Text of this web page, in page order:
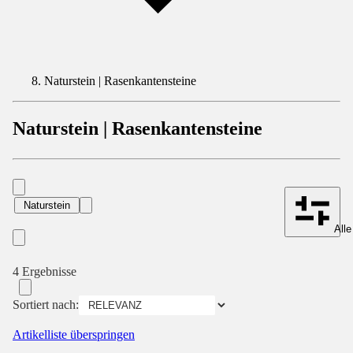
Naturstein | Rasenkantensteine
Naturstein | Rasenkantensteine
Naturstein
4 Ergebnisse
Sortiert nach:
Artikelliste überspringen